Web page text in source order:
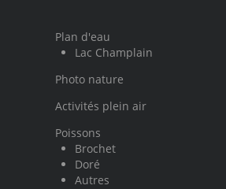
Plan d'eau
Lac Champlain
Photo nature
Activités plein air
Poissons
Brochet
Doré
Autres